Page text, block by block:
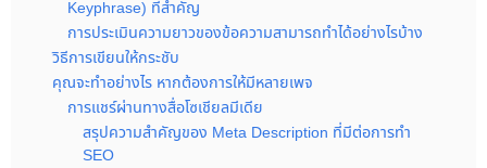
Keyphrase) ที่สำคัญ
การประเมินความยาวของข้อความสามารถทำได้อย่างไรบ้าง
วิธีการเขียนให้กระชับ
คุณจะทำอย่างไร หากต้องการให้มีหลายเพจ
การแชร์ผ่านทางสื่อโซเชียลมีเดีย
สรุปความสำคัญของ Meta Description ที่มีต่อการทำ
SEO